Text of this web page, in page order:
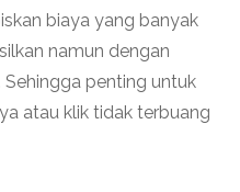
biaya yang banyak
namun dengan
penting untuk
atau klik tidak terbuang